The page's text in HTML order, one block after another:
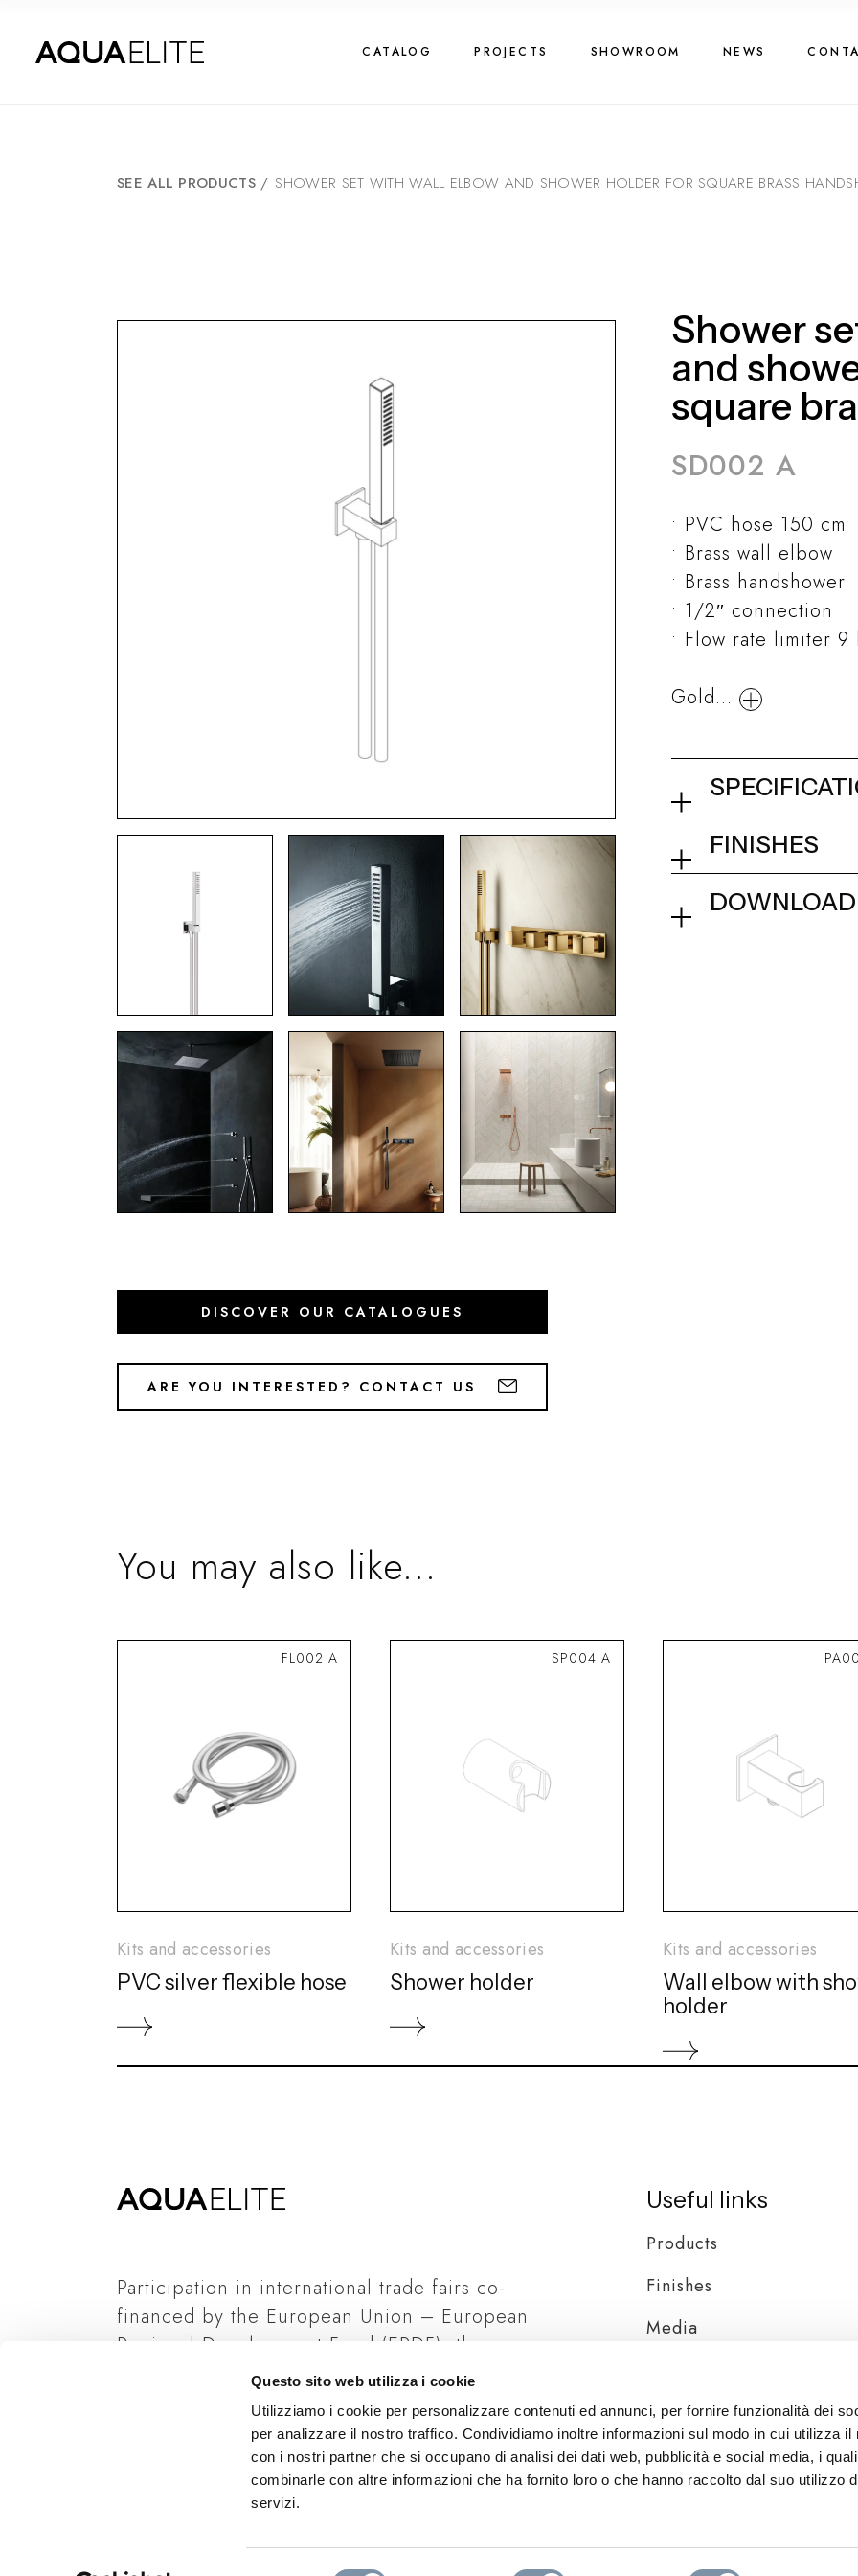
Questo sito web utilizza i cookie
Utilizziamo i cookie per personalizzare contenuti ed annunci, per fornire funzionalità dei
per analizzare il nostro traffico. Condividiamo inoltre informazioni sul modo in cui utilizza il
con i nostri partner che si occupano di analisi dei dati web, pubblicità e social media, i
combinarle con altre informazioni che ha fornito loro o che hanno raccolto dal suo utilizzo
servizi.
CATALOG PROJECTS SHOWROOM NEWS
SEE ALL PRODUCTS / SHOWER SET WITH WALL ELBOW AND SHOWER HOLDER FOR SQUARE BRASS
DISCOVER OUR CATALOGUES
ARE YOU INTERESTED? CONTACT US
Shower
and
square
SD002 A
PVC hose 150 cm
Brass wall elbow
Brass handshower
1/2″ connection
Flow rate limiter 9
Gold...
Shower set
holder for
Collection
FINISHES
01Q - Chrome
DOWNLOAD
Tech info
You may also like...
FL002 A
Kits and accessories
PVC silver flexible hose
SP004 A
Kits and accessories
Shower holder
Kits and accessories
Wall elbow with
holder
Participation in international trade fairs co-
financed by the European Union – European
Regional Development Fund (ERDF), the
Italian State and Regione Lombardia
Useful links
Products
Finishes
Media